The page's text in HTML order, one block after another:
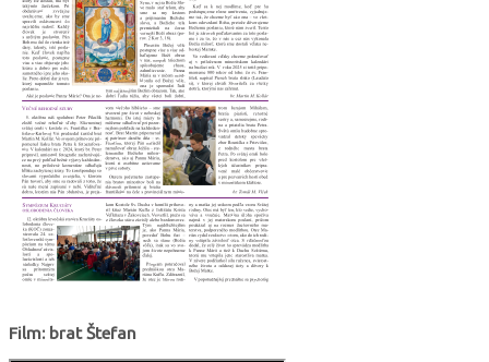
Film: brat Štefan